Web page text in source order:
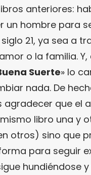
anteriores:
un hombre para
21, ya sea a
o la familia. Y,
Suerte» lo
nada. De
agradecer que el
libro una y
otros) sino que
para seguir
hundiéndose